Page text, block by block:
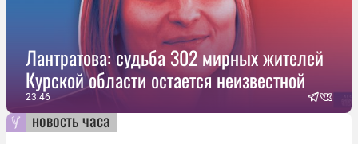
Лантратова: судьба 302 мирных жителей
Курской области остается неизвестной
23:46
новость часа